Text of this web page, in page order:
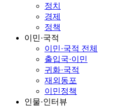
정치
경제
정책
이민·국적
이민·국적 전체
출입국·이민
귀화·국적
재외동포
이민정책
인물·인터뷰